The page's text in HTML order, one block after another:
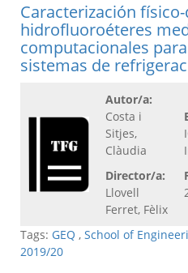
Caracterización
hidrofluoroéteres
computacionales
sistemas de
Autor/a:
Costa i
Sitjes,
Clàudia
Director/a:
Llovell
Ferret, Fèlix
Tags: GEQ , School of
2019/20